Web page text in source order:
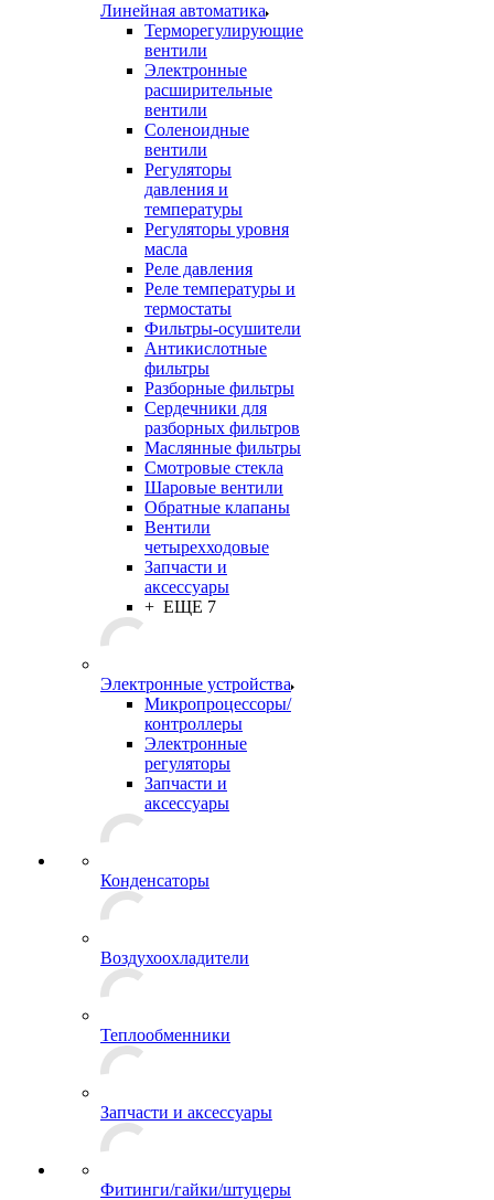
Линейная автоматика
Терморегулирующие
вентили
Электронные
расширительные
вентили
Соленоидные
вентили
Регуляторы
давления и
температуры
Регуляторы уровня
масла
Реле давления
Реле температуры и
термостаты
Фильтры-осушители
Антикислотные
фильтры
Разборные фильтры
Сердечники для
разборных фильтров
Маслянные фильтры
Смотровые стекла
Шаровые вентили
Обратные клапаны
Вентили
четырехходовые
Запчасти и
аксессуары
+ ЕЩЕ 7
Электронные устройства
Микропроцессоры/
контроллеры
Электронные
регуляторы
Запчасти и
аксессуары
Конденсаторы
Воздухоохладители
Теплообменники
Запчасти и аксессуары
Фитинги/гайки/штуцеры